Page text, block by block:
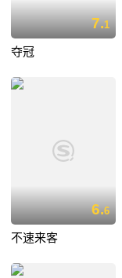
7.1
夺冠
6.6
不速来客